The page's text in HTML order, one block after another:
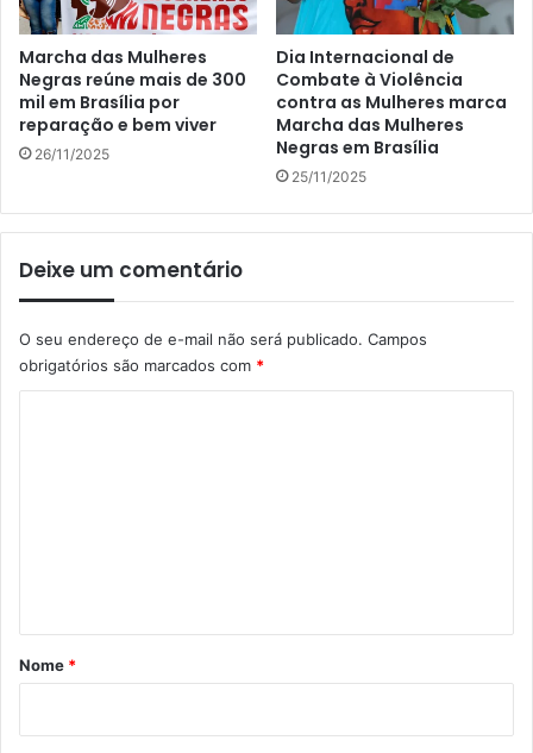
Marcha das Mulheres
Negras reúne mais de 300
mil em Brasília por
reparação e bem viver
26/11/2025
Dia Internacional de
Combate à Violência
contra as Mulheres marca
Marcha das Mulheres
Negras em Brasília
25/11/2025
Deixe um comentário
O seu endereço de e-mail não será publicado. Campos
obrigatórios são marcados com *
r
Nome *